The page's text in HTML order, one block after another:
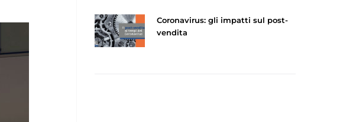
Coronavirus: gli impatti sul post-
vendita